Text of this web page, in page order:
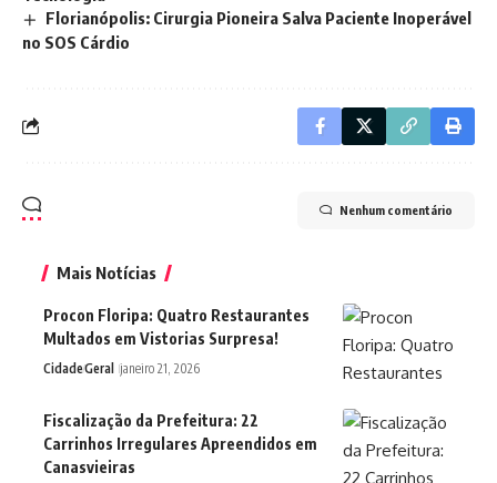
Florianópolis: Cirurgia Pioneira Salva Paciente Inoperável
no SOS Cárdio
Nenhum comentário
Mais Notícias
Procon Floripa: Quatro Restaurantes
Multados em Vistorias Surpresa!
CidadeGeral janeiro 21, 2026
Fiscalização da Prefeitura: 22
Carrinhos Irregulares Apreendidos em
Canasvieiras